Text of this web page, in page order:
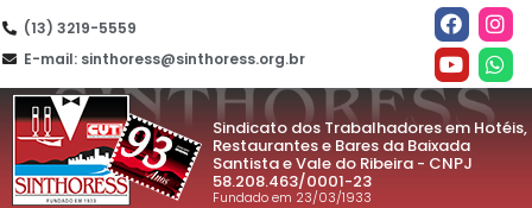
(13) 3219-5559
E-mail: sinthoress@sinthoress.org.br
Sindicato dos Trabalhadores em Hotéis,
Restaurantes e Bares da Baixada
Santista e Vale do Ribeira - CNPJ
58.208.463/0001-23
Fundado em 23/03/1933